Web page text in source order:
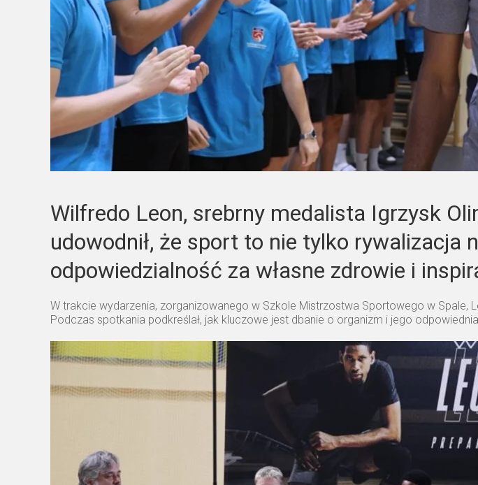
Wilfredo Leon, srebrny medalista Igrzysk
udowodnił, że sport to nie tylko rywalizacja
odpowiedzialność za własne zdrowie i
W trakcie wydarzenia, zorganizowanego w Szkole Mistrzostwa Sportowego w Spale,
Podczas spotkania podkreślał, jak kluczowe jest dbanie o organizm i jego